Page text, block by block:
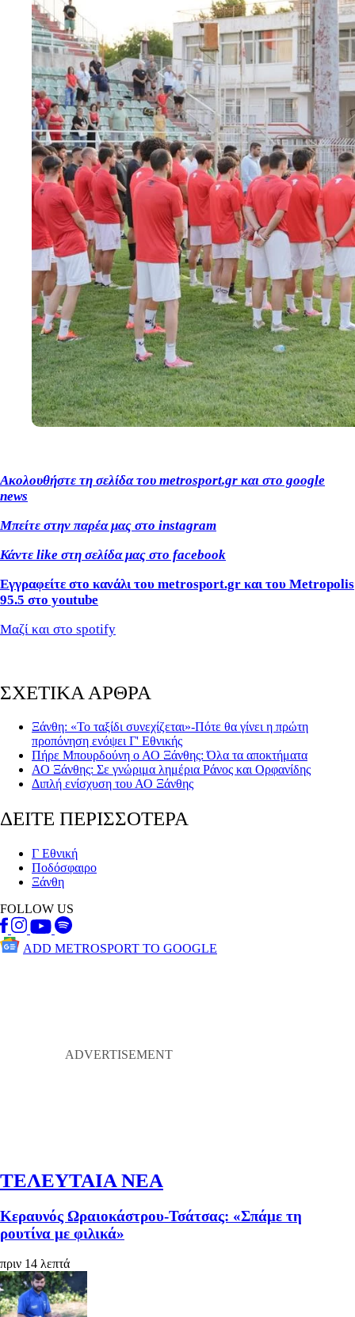
Ακολουθήστε τη σελίδα του metrosport.gr και στο google
news
Μπείτε στην παρέα μας στο instagram
Κάντε like στη σελίδα μας στο facebook
Εγγραφείτε στο κανάλι του metrosport.gr και του Metropolis
95.5 στο youtube
Μαζί και στο spotify
ΣΧΕΤΙΚΑ ΑΡΘΡΑ
Ξάνθη: «Το ταξίδι συνεχίζεται»-Πότε θα γίνει η πρώτη
προπόνηση ενόψει Γ' Εθνικής
Πήρε Μπουρδούνη ο ΑΟ Ξάνθης: Όλα τα αποκτήματα
ΑΟ Ξάνθης: Σε γνώριμα λημέρια Ράνος και Ορφανίδης
Διπλή ενίσχυση του ΑΟ Ξάνθης
ΔΕΙΤΕ ΠΕΡΙΣΣΟΤΕΡΑ
Γ Εθνική
Ποδόσφαιρο
Ξάνθη
FOLLOW US
ADD METROSPORT TO GOOGLE
ΤΕΛΕΥΤΑΙΑ ΝΕΑ
Κεραυνός Ωραιοκάστρου-Τσάτσας: «Σπάμε τη
ρουτίνα με φιλικά»
πριν 14 λεπτά